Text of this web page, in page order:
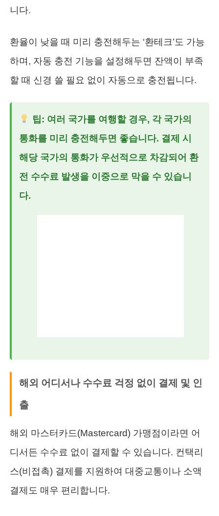
니다.
환율이 낮을 때 미리 충전해두는 ‘환테크’도 가능
하며, 자동 충전 기능을 설정해두면 잔액이 부족
할 때 신경 쓸 필요 없이 자동으로 충전됩니다.
팁: 여러 국가를 여행할 경우, 각 국가의
통화를 미리 충전해두면 좋습니다. 결제 시
해당 국가의 통화가 우선적으로 차감되어 환
전 수수료 발생을 이중으로 막을 수 있습니
다.
해외 어디서나 수수료 걱정 없이 결제 및 인
출
해외 마스터카드(Mastercard) 가맹점이라면 어
디서든 수수료 없이 결제할 수 있습니다. 컨택리
스(비접촉) 결제를 지원하여 대중교통이나 소액
결제도 매우 편리합니다.